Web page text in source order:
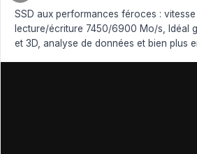
SSD aux performances féroces :
lecture/écriture 7450/6900 Mo/s, Idéal
et 3D, analyse de données et bien plus